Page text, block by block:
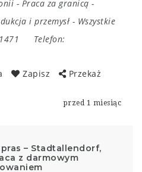
- Praca za granicą -
i przemysł - Wszystkie
Telefon:
Zapisz Przekaż
przed 1 miesiąc
– Stadtallendorf,
z darmowym